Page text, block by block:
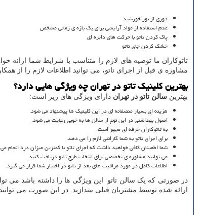
دوری از نور خورشید
عدم استفاده از مواد آرایشی برای یک بازه ی زمانی مشخص
پاک کردن تاتو با حرکت های دایره ای
خشک کردن جای تاتو
تاتوکاران ما توصیه های لازم را متناسب با شرایط شما
مشاوره ی قبل از اجرای تاتو، می توانید اطلاعات لازم را از
بهترین کلینیک تاتو در تهران چه ویژگی هایی دارد؟
بهترین سالن تاتو در تهران دارای ویژگی های زیر است:
هزینه ای بسیار منصفانه ای در این کلینیک ها پیشنهاد می شود.
اصول بهداشتی در این نوع از سالن ها به خوبی رعایت می شود.
به تاتوکاران حرفه ای مجهز است.
برای اجرای تاتو به شما گارانتی لازم را می دهد.
شما اطمینان کافی خواهید داشت که اجرای تاتو با کمترین میزان درد انجام
می توانید مشاوره ی تخصصی برای انتخاب طرح تاتو دریافت کنید.
اطلاعات کامل در مورد مراقبت های بعد از تاتو در اختیار شما قرار می گیرد.
در صورتی که یک سالن تاتو این ویژگی ها را داشته باشد می
ارائه شده توسط مشتریان قبلی بیندازید. در این صورت می